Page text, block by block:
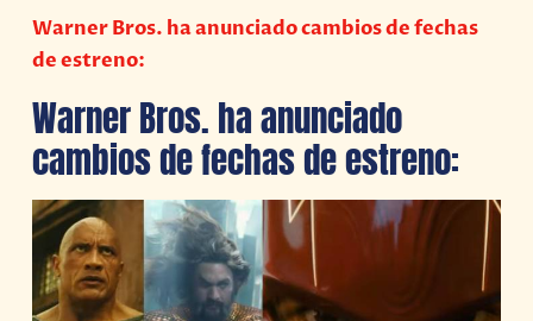
Warner Bros. ha anunciado cambios de fechas
de estreno:
Warner Bros. ha anunciado
cambios de fechas de estreno: